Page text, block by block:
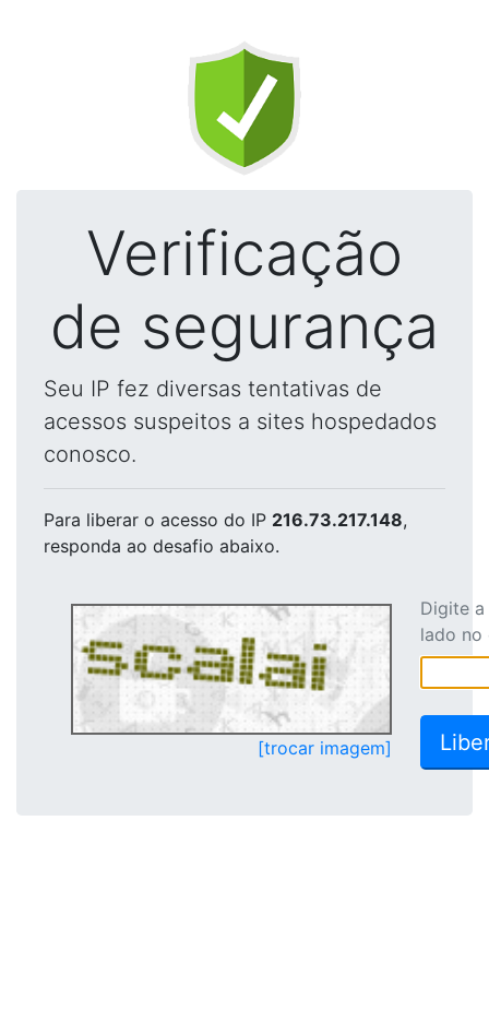
Verificação
de segurança
Seu IP fez diversas tentativas de
acessos suspeitos a sites hospedados
conosco.
Para liberar o acesso do IP 216.73.217.148,
responda ao desafio abaixo.
[trocar imagem]
Digite
lado no